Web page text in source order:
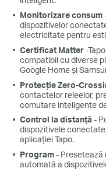
Monitorizare consum
dispozitivelor
electricitate pentru
Certificat Matter-
compatibil cu diverse
Google Home și
Protecție Zero-
contactelor releelor,
comutare inteligente
Control la distanță -
dispozitivele
aplicației Tapo.
Program- Presetează
automată a